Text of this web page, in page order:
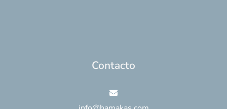
Contacto